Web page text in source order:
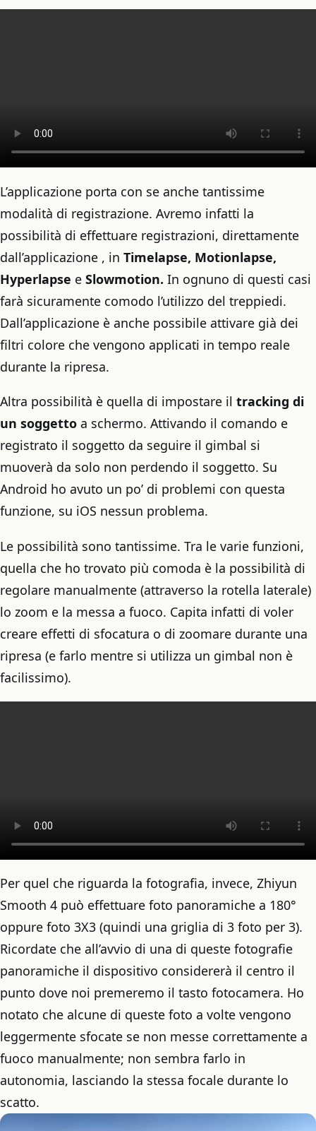
L’applicazione porta con se anche tantissime
modalità di registrazione. Avremo infatti la
possibilità di effettuare registrazioni, direttamente
dall’applicazione , in Timelapse, Motionlapse,
Hyperlapse e Slowmotion. In ognuno di questi casi
farà sicuramente comodo l’utilizzo del treppiedi.
Dall’applicazione è anche possibile attivare già dei
filtri colore che vengono applicati in tempo reale
durante la ripresa.
Altra possibilità è quella di impostare il tracking di
un soggetto a schermo. Attivando il comando e
registrato il soggetto da seguire il gimbal si
muoverà da solo non perdendo il soggetto. Su
Android ho avuto un po’ di problemi con questa
funzione, su iOS nessun problema.
Le possibilità sono tantissime. Tra le varie funzioni,
quella che ho trovato più comoda è la possibilità di
regolare manualmente (attraverso la rotella laterale)
lo zoom e la messa a fuoco. Capita infatti di voler
creare effetti di sfocatura o di zoomare durante una
ripresa (e farlo mentre si utilizza un gimbal non è
facilissimo).
Per quel che riguarda la fotografia, invece, Zhiyun
Smooth 4 può effettuare foto panoramiche a 180°
oppure foto 3X3 (quindi una griglia di 3 foto per 3).
Ricordate che all’avvio di una di queste fotografie
panoramiche il dispositivo considererà il centro il
punto dove noi premeremo il tasto fotocamera. Ho
notato che alcune di queste foto a volte vengono
leggermente sfocate se non messe correttamente a
fuoco manualmente; non sembra farlo in
autonomia, lasciando la stessa focale durante lo
scatto.